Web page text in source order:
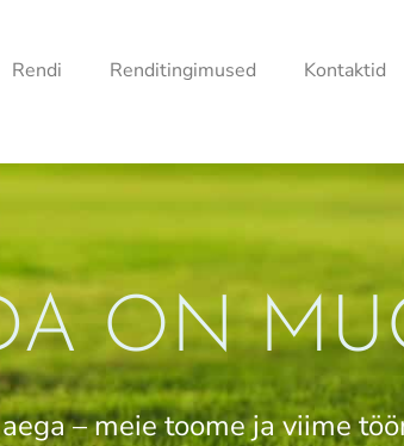
Rendi Renditingimused Kontaktid
ON
– meie toome ja viime